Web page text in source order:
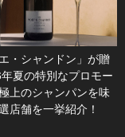
・シャンドン」が贈
夏の特別なプロモー
上のシャンパンを味
店舗を一挙紹介！